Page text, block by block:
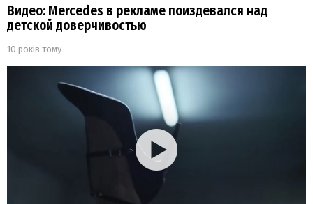
Видео: Mercedes в рекламе поиздевался над
детской доверчивостью
10 років тому